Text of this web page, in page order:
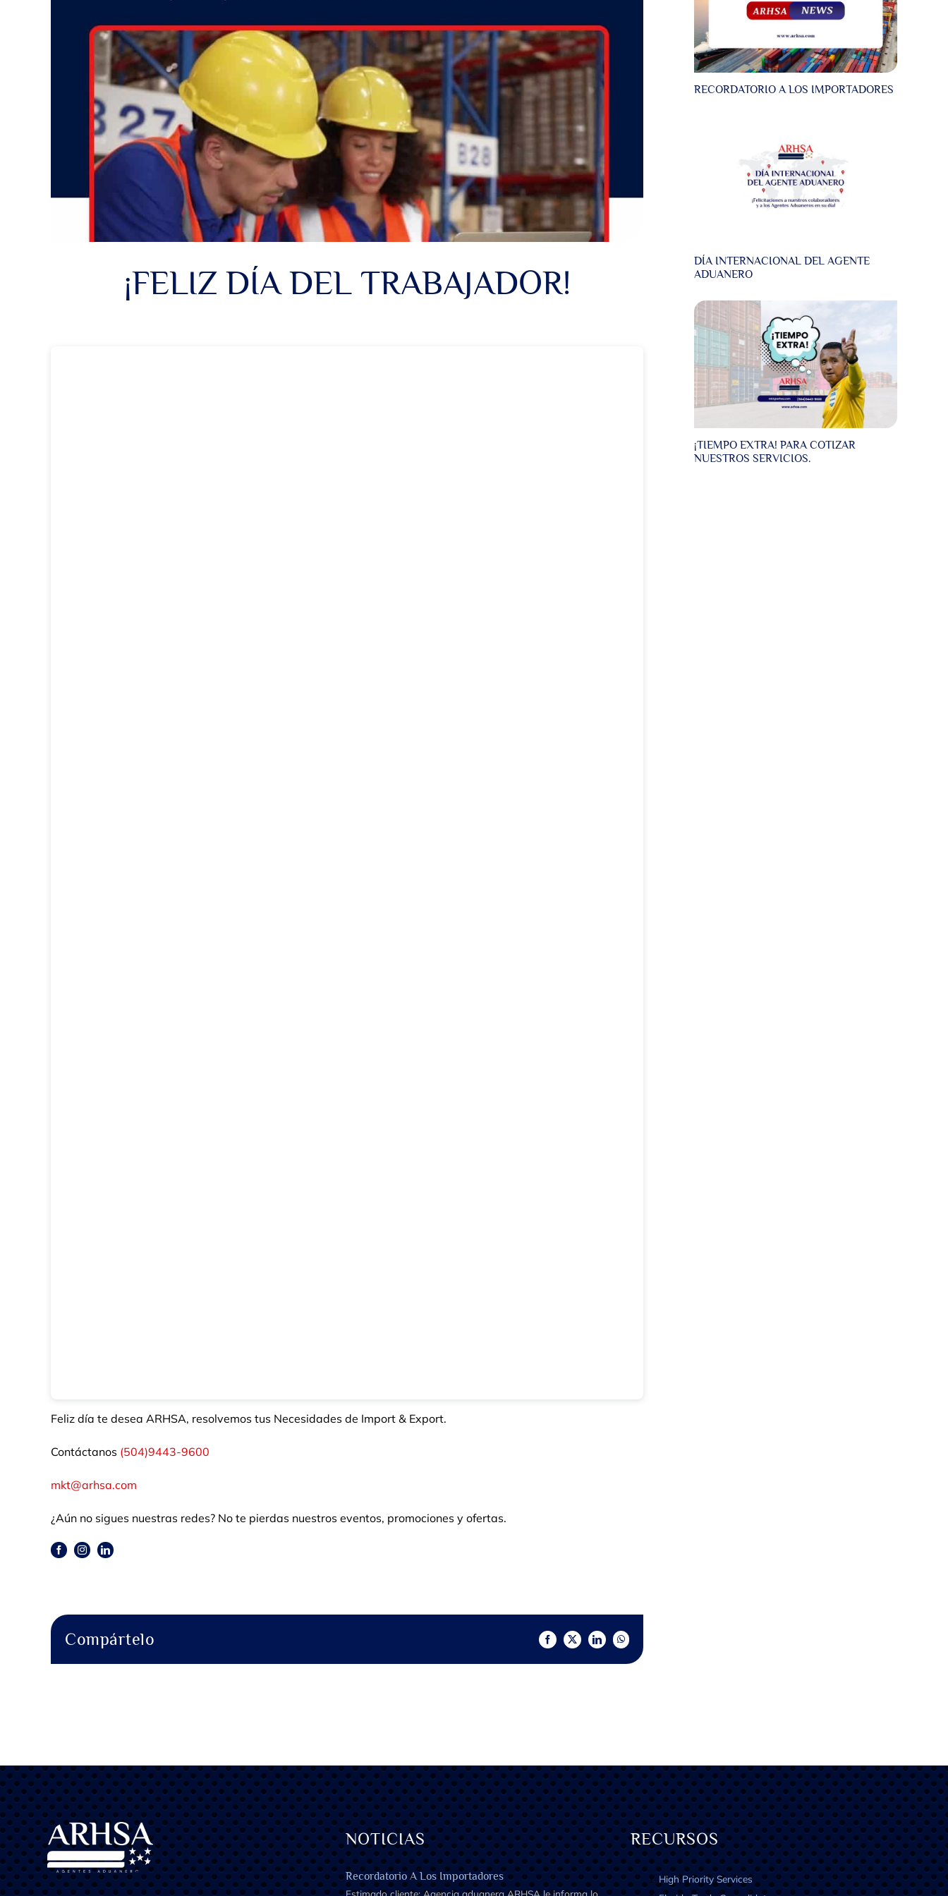
¡FELIZ DÍA DEL TRABAJADOR!
Feliz día te desea ARHSA, resolvemos tus Necesidades de Import & Export.
Contáctanos (504)9443-9600
mkt@arhsa.com
¿Aún no sigues nuestras redes? No te pierdas nuestros eventos, promociones y ofertas.
Compártelo Facebook
X LinkedInWhatsApp
RECORDATORIO A LOS IMPORTADORES
DÍA INTERNACIONAL DEL AGENTE
ADUANERO
¡TIEMPO EXTRA! PARA COTIZAR
NUESTROS SERVICIOS.
NOTICIAS
Recordatorio A Los Importadores
RECURSOS
High Priority Services